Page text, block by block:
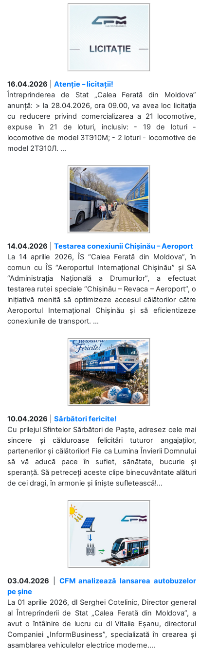
16.04.2026
Atenție – licitații!
Întreprinderea de Stat „Calea Ferată din Moldova”
anunță: > la 28.04.2026, ora 09.00, va avea loc licitaţia
cu reducere privind comercializarea a 21 locomotive,
expuse în 21 de loturi, inclusiv: - 19 de loturi -
locomotive de model 3ТЭ10М; - 2 loturi - locomotive de
model 2ТЭ10Л. ...
14.04.2026
Testarea conexiunii Chișinău – Aeroport
La 14 aprilie 2026, ÎS “Calea Ferată din Moldova”, în
comun cu ÎS “Aeroportul Internațional Chișinău” și SA
“Administrația Națională a Drumurilor”, a efectuat
testarea rutei speciale “Chișinău – Revaca – Aeroport”, o
inițiativă menită să optimizeze accesul călătorilor către
Aeroportul Internațional Chișinău și să eficientizeze
conexiunile de transport. ...
10.04.2026
Sărbători fericite!
Cu prilejul Sfintelor Sărbători de Paște, adresez cele mai
sincere și călduroase felicitări tuturor angajaților,
partenerilor și călătorilor! Fie ca Lumina Învierii Domnului
să vă aducă pace în suflet, sănătate, bucurie și
speranță. Să petreceți aceste clipe binecuvântate alături
de cei dragi, în armonie și liniște sufletească!...
03.04.2026
CFM analizează lansarea autobuzelor
pe șine
La 01 aprilie 2026, dl Serghei Cotelinic, Director general
al Întreprinderii de Stat „Calea Ferată din Moldova”, a
avut o întâlnire de lucru cu dl Vitalie Eșanu, directorul
Companiei „InformBusiness”, specializată în crearea și
asamblarea vehiculelor electrice moderne....